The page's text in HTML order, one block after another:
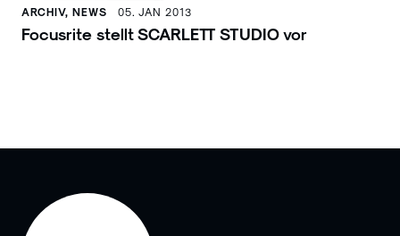
ARCHIV, NEWS 05. JAN 2013
Focusrite stellt SCARLETT STUDIO vor